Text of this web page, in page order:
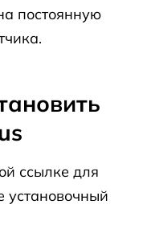
постоянную
ссылке для
установочный